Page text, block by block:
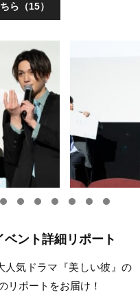
ら（15）
ント詳細リポート
人気ドラマ『美しい彼』の
リポートをお届け！